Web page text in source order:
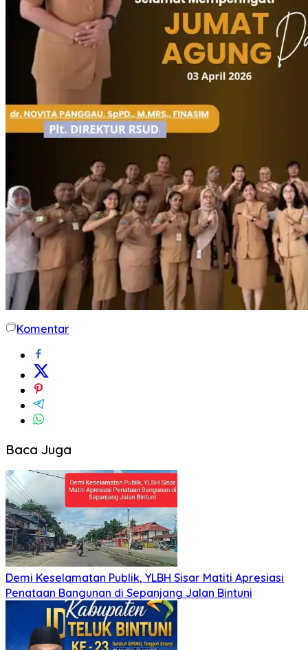
Komentar
Baca Juga
Demi Keselamatan Publik, YLBH Sisar Matiti Apresiasi
Penataan Bangunan di Sepanjang Jalan Bintuni